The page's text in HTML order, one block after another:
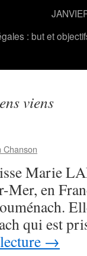
: but et
viens
Chanson
Marie
en
qui est
→